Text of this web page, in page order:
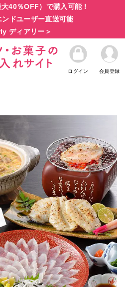
40％OFF）で購入可能！
ドユーザー直送可能
ディアリー＞
ログイン 会員登録